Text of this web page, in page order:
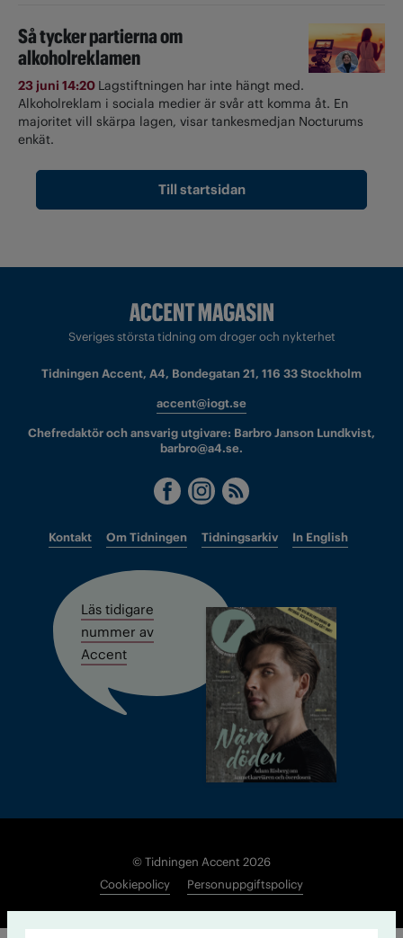
Så tycker partierna om
alkoholreklamen
23 juni 14:20 Lagstiftningen har inte hängt med.
Alkoholreklam i sociala medier är svår att komma åt. En
majoritet vill skärpa lagen, visar tankesmedjan Nocturums
enkät.
Till startsidan
Sveriges största tidning om droger och nykterhet
Tidningen Accent, A4, Bondegatan 21, 116 33 Stockholm
accent@iogt.se
Chefredaktör och ansvarig utgivare: Barbro Janson Lundkvist,
barbro@a4.se.
Kontakt Om Tidningen Tidningsarkiv In English
Läs tidigare
nummer av
Accent
© Tidningen Accent 2026
Cookiepolicy
Personuppgiftspolicy